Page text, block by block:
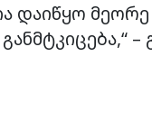
მეორე
–